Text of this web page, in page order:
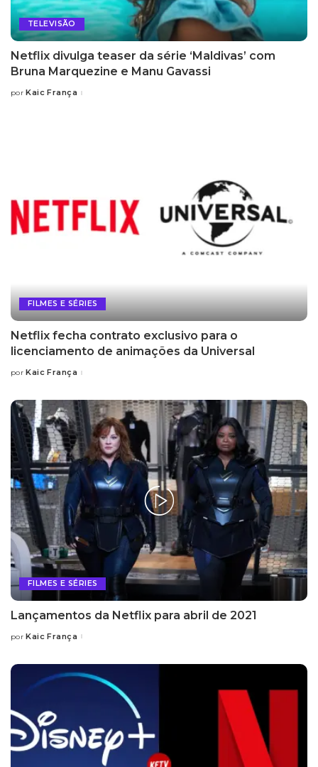
TELEVISÃO
Netflix divulga teaser da série ‘Maldivas’ com
Bruna Marquezine e Manu Gavassi
Posted
por Kaic França
FILMES E SÉRIES
Netflix fecha contrato exclusivo para o
licenciamento de animações da Universal
Posted
por Kaic França
FILMES E SÉRIES
Lançamentos da Netflix para abril de 2021
Posted
por Kaic França